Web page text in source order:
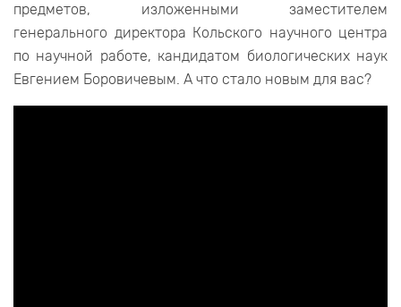
предметов, изложенными заместителем
генерального директора Кольского научного центра
по научной работе, кандидатом биологических наук
Евгением Боровичевым. А что стало новым для вас?